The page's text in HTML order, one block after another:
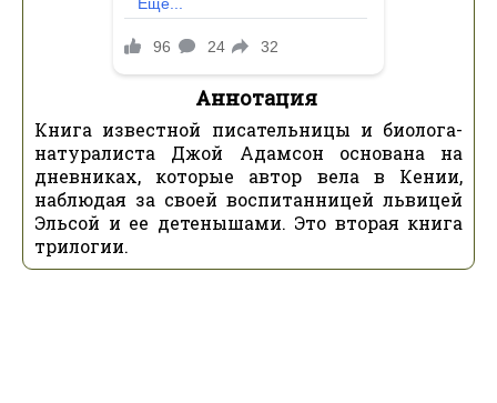
Аннотация
Книга известной писательницы и биолога-
натуралиста Джой Адамсон основана на
дневниках, которые автор вела в Кении,
наблюдая за своей воспитанницей львицей
Эльсой и ее детенышами. Это вторая книга
трилогии.